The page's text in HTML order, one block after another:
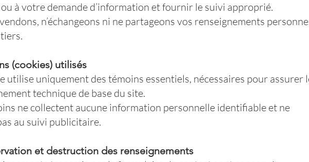
ou à votre demande d’information et fournir le suivi approprié.
n’échangeons ni ne partageons vos renseignements
(cookies) utilisés
utilise uniquement des témoins essentiels, nécessaires pour assurer
technique de base du site.
ne collectent aucune information personnelle identifiable et ne
au suivi publicitaire.
et destruction des renseignements